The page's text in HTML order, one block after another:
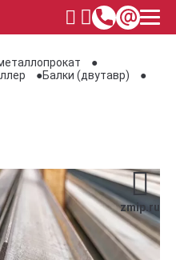
Балки (двутавр)
zmip.ru